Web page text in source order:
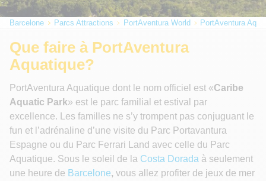
Barcelone Parcs Attractions PortAventura World PortAventura
Que faire à PortAventura
Aquatique?
PortAventura Aquatique dont le nom officiel est «Caribe
Aquatic Park» est le parc familial et estival par
excellence. Les familles ne s’y trompent pas conjuguant le
fun et l’adrénaline d’une visite du Parc Portavantura
Espagne ou du Parc Ferrari Land avec celle du Parc
Aquatique. Sous le soleil de la Costa Dorada à seulement
une heure de Barcelone, vous allez profiter de jeux de mer